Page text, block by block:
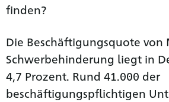
finden?
Die Beschäftigungsquote von
Schwerbehinderung liegt in
4,7 Prozent. Rund 41.000 der
beschäftigungspflichtigen